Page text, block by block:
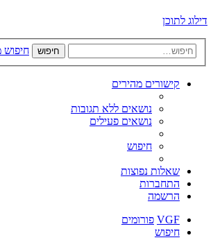
דילוג לתוכן
חיפוש
קישורים מהירים
נושאים ללא תגובות
נושאים פעילים
חיפוש
שאלות נפוצות
התחברות
הרשמה
VGF פורומים
חיפוש